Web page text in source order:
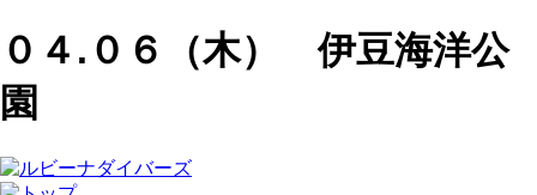
０４.０６（木） 伊豆海洋公
園